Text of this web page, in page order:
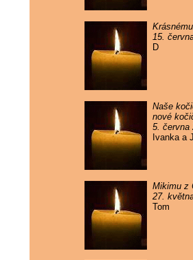
15.
D
Naše
nové
5. června
Ivanka a
Mikimu z
27.
Tom